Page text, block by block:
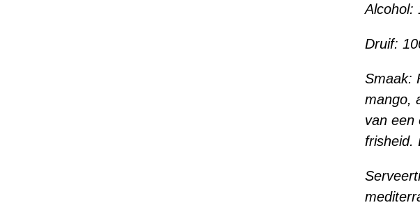
Alcohol:
Druif:
Smaak:
mango,
van een
frisheid.